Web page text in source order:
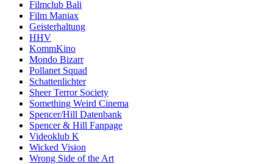
Filmclub Bali
Film Maniax
Geisterhaltung
HHV
KommKino
Mondo Bizarr
Pollanet Squad
Schattenlichter
Sheer Terror Society
Something Weird Cinema
Spencer/Hill Datenbank
Spencer & Hill Fanpage
Videoklub K
Wicked Vision
Wrong Side of the Art